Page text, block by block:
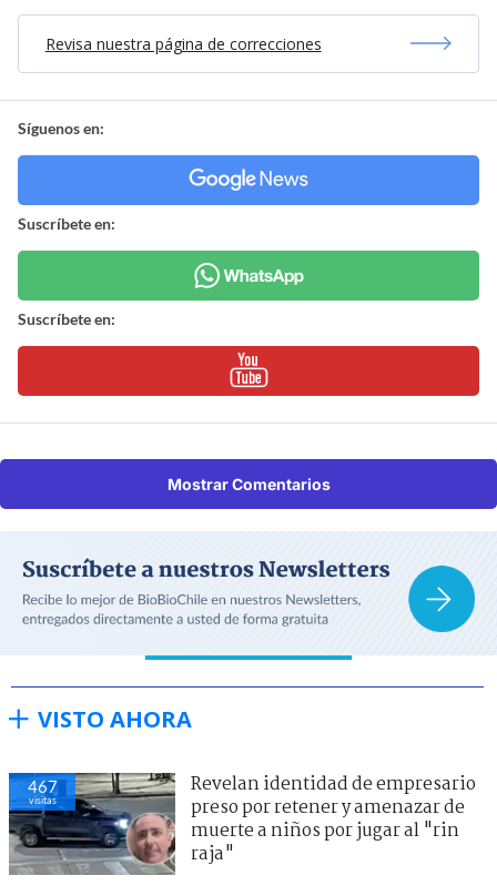
Revisa nuestra página de correcciones
Síguenos en:
Suscríbete en:
Suscríbete en:
Mostrar Comentarios
VISTO AHORA
467
visitas
Revelan identidad de empresario
preso por retener y amenazar de
muerte a niños por jugar al "rin
raja"